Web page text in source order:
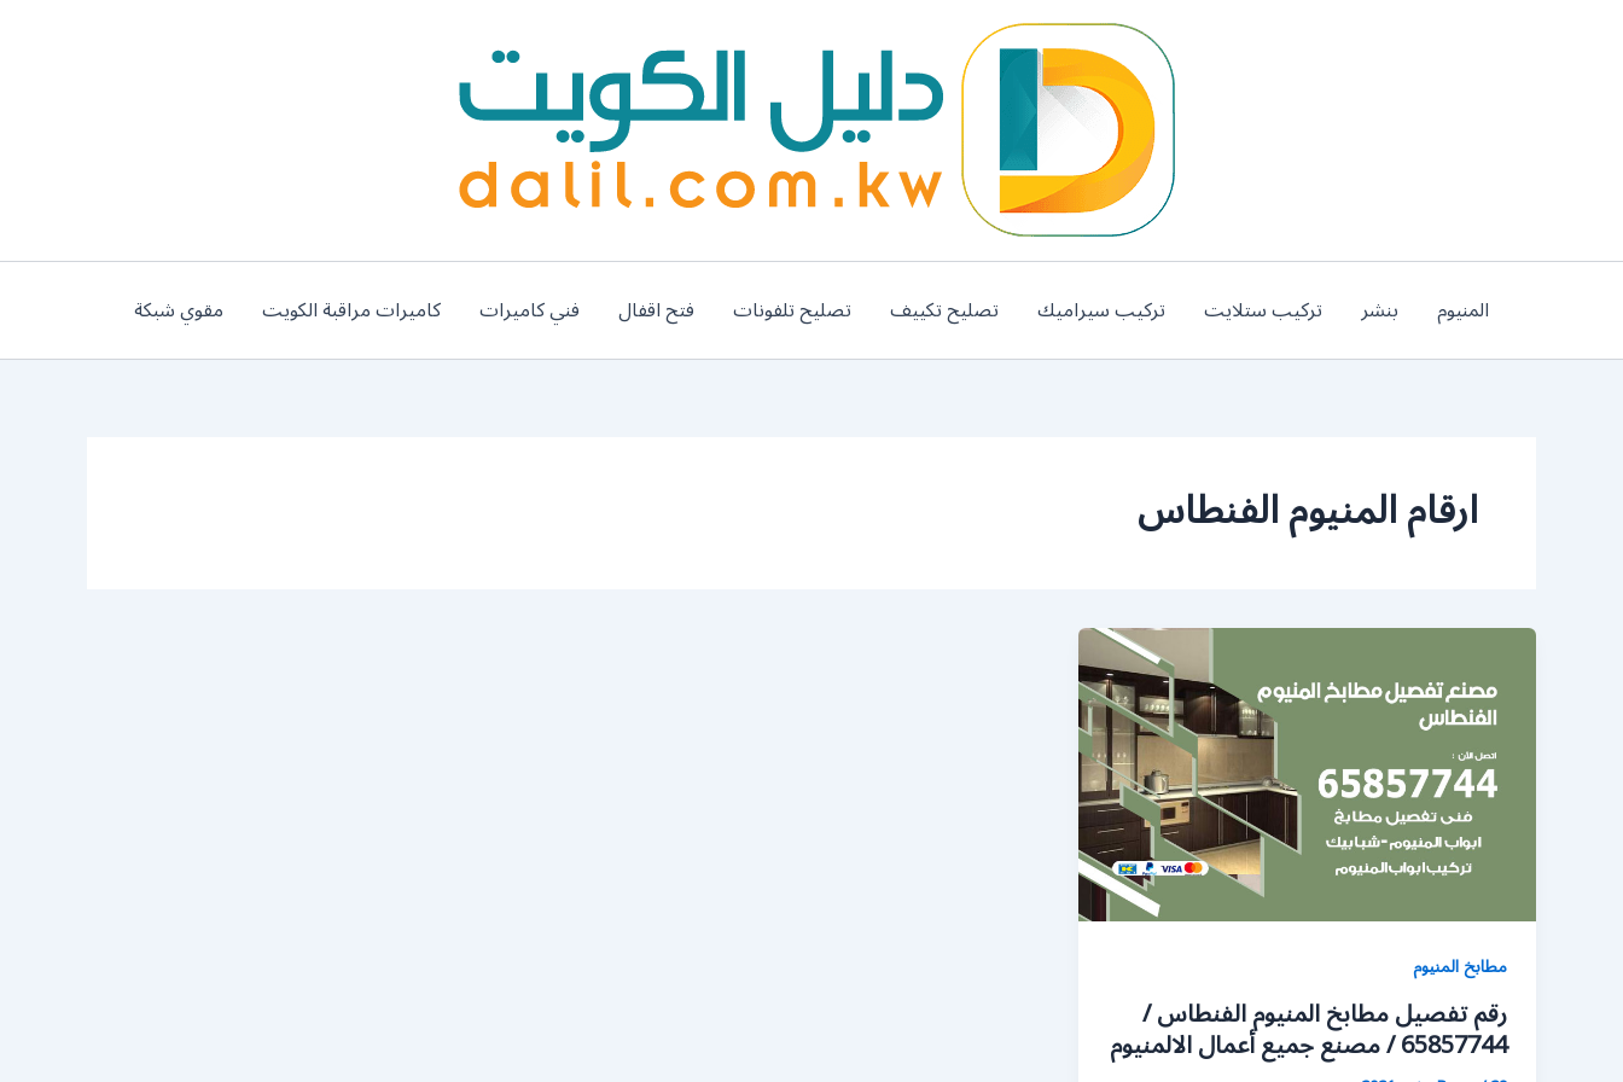
المنيوم بنشر تركيب ستلايت تركيب سيراميك تصليح تكييف تصليح تلفونات فتح اقفال فني كاميرات كاميرات مراقبة الكويت مقوي شبكة
ارقام المنيوم الفنطاس
مطابخ المنيوم
رقم تفصيل مطابخ المنيوم الفنطاس /
65857744 / مصنع جميع أعمال الالمنيوم